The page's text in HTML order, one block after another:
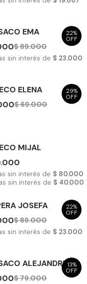
22%
OFF
EMA
$ 89.000
sin interés de $ 23.000
29%
OFF
ELENA
$ 69.000
MIJAL
sin interés de $ 80.000
sin interés de $ 40.000
22%
OFF
JOSEFA
$ 89.000
sin interés de $ 23.000
13%
OFF
ALEJANDRINA
$ 79.000